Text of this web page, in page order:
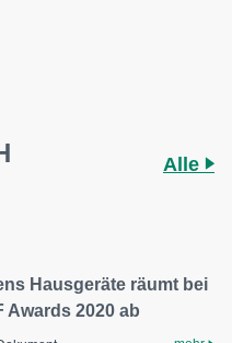
Alle
Hausgeräte räumt bei
Awards 2020 ab